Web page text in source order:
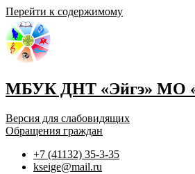
Перейти к содержимому
МБУК ДНТ «Эйгэ» МО
Версия для слабовидящих
Обращения граждан
+7 (41132) 35-3-35
kseige@mail.ru